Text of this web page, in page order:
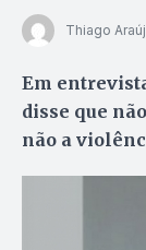
Thiago
Em
disse que
não a